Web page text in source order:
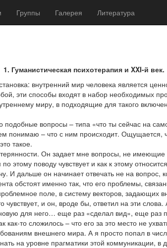
Группы Галерея Литература
1. Гуманистическая психотерапия и XXI-й век.
внутренний мир человека является
эти способы входят в набор необходимых
миру, в подходящие для такого
вопросы – типа «что ты сейчас на
понимаю – что с ним происходит. Ощущается,
такое.
Он задает мне вопросы, не
этому поводу чувствует и как к этому
И дальше он начинает отвечать не на
обстоят именно так, что его проблемы,
поле, в систему векторов,
и он, вроде бы, ответил на эти
для него… еще раз «сделал вид», еще раз
как-то сложилось – что его за это место не
внешнего мира. А я просто попал в
на уровне прагматики этой коммуникации,